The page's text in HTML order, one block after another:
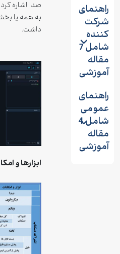
راهنمای
شرکت
کننده
شامل 7
مقاله
آموزشی
راهنمای
عمومی
شامل 4
مقاله
آموزشی
صدا اشاره
به همه یا
داشت.
ابزارها و